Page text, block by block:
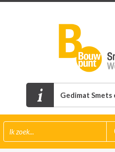
Gedimat Smets